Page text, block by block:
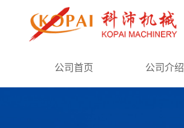
公司首页
公司首页 公司介绍